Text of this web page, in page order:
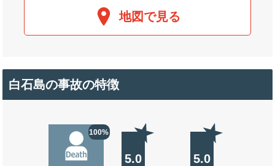
地図で見る
白石島の事故の特徴
100%
5.0 5.0